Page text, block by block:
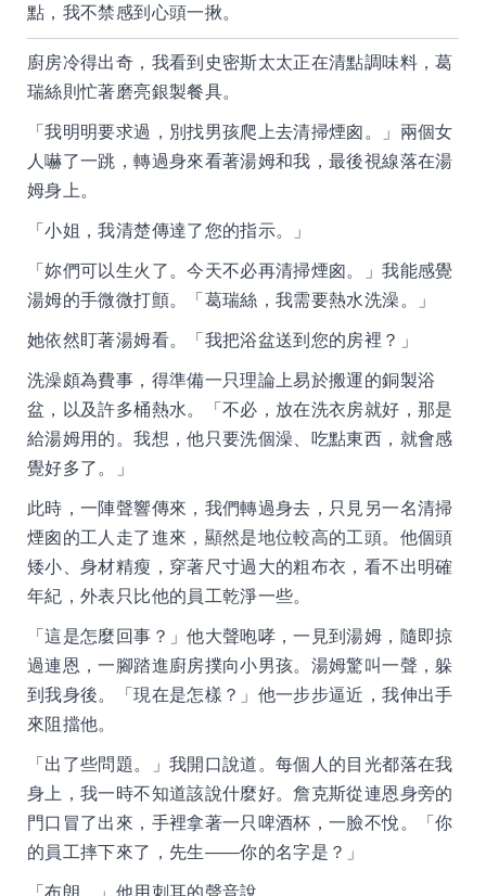
點，我不禁感到心頭一揪。
廚房冷得出奇，我看到史密斯太太正在清點調味料，葛
瑞絲則忙著磨亮銀製餐具。
「我明明要求過，別找男孩爬上去清掃煙囪。」兩個女
人嚇了一跳，轉過身來看著湯姆和我，最後視線落在湯
姆身上。
「小姐，我清楚傳達了您的指示。」
「妳們可以生火了。今天不必再清掃煙囪。」我能感覺
湯姆的手微微打顫。「葛瑞絲，我需要熱水洗澡。」
她依然盯著湯姆看。「我把浴盆送到您的房裡？」
洗澡頗為費事，得準備一只理論上易於搬運的銅製浴
盆，以及許多桶熱水。「不必，放在洗衣房就好，那是
給湯姆用的。我想，他只要洗個澡、吃點東西，就會感
覺好多了。」
此時，一陣聲響傳來，我們轉過身去，只見另一名清掃
煙囪的工人走了進來，顯然是地位較高的工頭。他個頭
矮小、身材精瘦，穿著尺寸過大的粗布衣，看不出明確
年紀，外表只比他的員工乾淨一些。
「這是怎麼回事？」他大聲咆哮，一見到湯姆，隨即掠
過連恩，一腳踏進廚房撲向小男孩。湯姆驚叫一聲，躲
到我身後。「現在是怎樣？」他一步步逼近，我伸出手
來阻擋他。
「出了些問題。」我開口說道。每個人的目光都落在我
身上，我一時不知道該說什麼好。詹克斯從連恩身旁的
門口冒了出來，手裡拿著一只啤酒杯，一臉不悅。「你
的員工摔下來了，先生——你的名字是？」
「布朗。」他用刺耳的聲音說。